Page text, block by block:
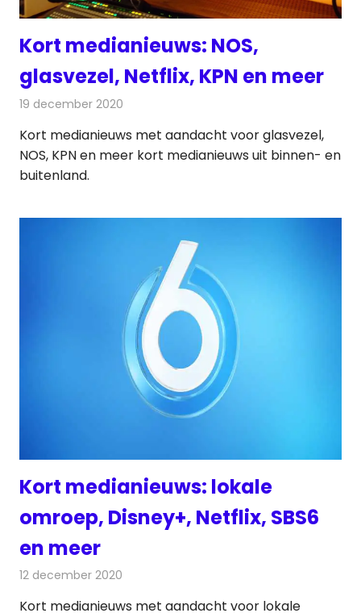
Kort medianieuws: NOS,
glasvezel, Netflix, KPN en meer
19 december 2020
Kort medianieuws met aandacht voor glasvezel,
NOS, KPN en meer kort medianieuws uit binnen- en
buitenland.
Kort medianieuws: lokale
omroep, Disney+, Netflix, SBS6
en meer
12 december 2020
Kort medianieuws met aandacht voor lokale